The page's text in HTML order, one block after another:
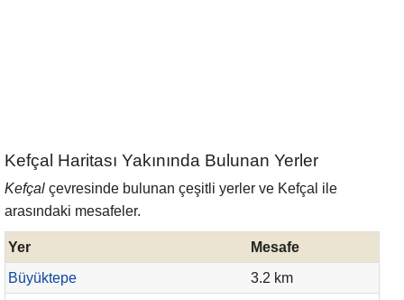
Kefçal Haritası Yakınında Bulunan Yerler
Kefçal çevresinde bulunan çeşitli yerler ve Kefçal ile
arasındaki mesafeler.
Yer
Mesafe
Büyüktepe
3.2 km